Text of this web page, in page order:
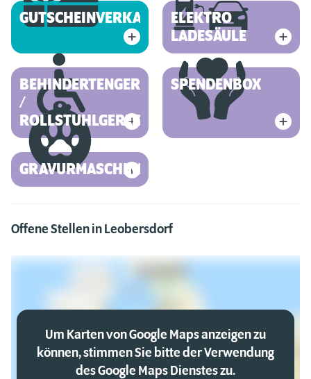
GUTSCHEINVERKAUF
ELEKTRO
LADESÄULE
BEHINDERTENGERECHT
/
ROLLSTUHLGERECHT
SPENDENBOX
GRAVURMASCHINE
Offene Stellen in Leobersdorf
Um Karten von Google Maps anzeigen zu
können, stimmen Sie bitte der Verwendung
des Google Maps Dienstes zu.